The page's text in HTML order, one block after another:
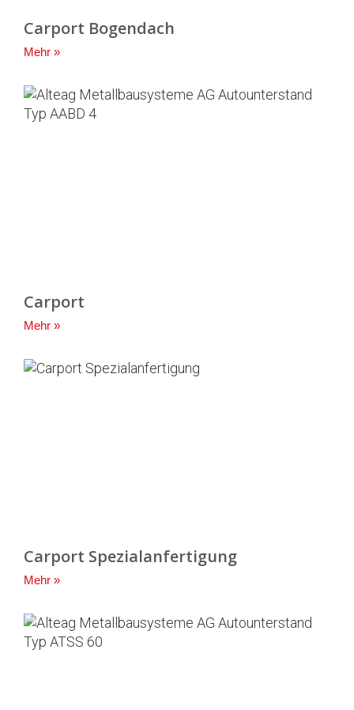
Carport Bogendach
Mehr »
Carport
Mehr »
Carport Spezialanfertigung
Mehr »